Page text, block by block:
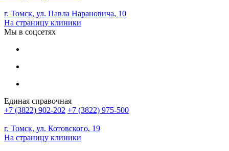
г. Томск, ул. Павла Нарановича, 10
На страницу клиники
Мы в соцсетях
Единая справочная
+7 (3822) 902-202 +7 (3822) 975-500
г. Томск, ул. Котовского, 19
На страницу клиники